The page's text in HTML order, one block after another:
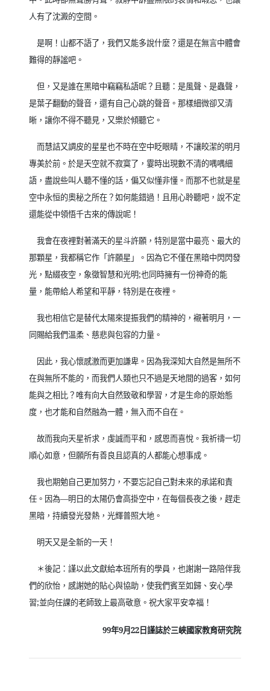
人有了沈澱的空間。
是啊！山都不語了，我們又能多說什麼？還是在無言中體會
難得的靜謐吧。
但，又是誰在黑暗中竊竊私語呢？且聽：是風聲、是蟲聲，
是葉子翻動的聲音，還有自己心跳的聲音。那樣細微卻又清
晰，讓你不得不聽見，又樂於傾聽它。
而慧詰又調皮的星星也不時在空中眨眼睛，不讓皎潔的明月
專美於前。於是天空就不寂寞了，霎時出現數不清的喁喁細
語，盡說些叫人聽不懂的話，偏又似懂非懂。而那不也就是星
空中永恒的奧秘之所在？如何能錯過！且用心聆聽吧，說不定
還能從中領悟千古來的傳說呢！
我會在夜裡對著滿天的星斗許願，特別是當中最亮、最大的
那顆星，我都稱它作「許願星」。因為它不僅在黑暗中閃閃發
光，點綴夜空，象徵智慧和光明;也同時擁有一份神奇的能
量，能帶給人希望和平靜，特別是在夜裡。
我也相信它是替代太陽來提振我們的精神的，襯著明月，一
同賜給我們溫柔、慈悲與包容的力量。
因此，我心懷感激而更加謙卑。因為我深知大自然是無所不
在與無所不能的，而我們人類也只不過是天地間的過客，如何
能與之相比？唯有向大自然致敬和學習，才是生命的原始態
度，也才能和自然融為一體，無入而不自在。
故而我向天星祈求，虔誠而平和，感恩而喜悅。我祈禱一切
順心如意，但願所有善良且認真的人都能心想事成。
我也期勉自己更加努力，不要忘記自己對未來的承諾和責
任。因為—明日的太陽仍會高掛空中，在每個長夜之後，趕走
黑暗，持續發光發熱，光輝普照大地。
明天又是全新的一天！
＊後記：謹以此文獻給本班所有的學員，也謝謝一路陪伴我
們的欣怡，感謝她的貼心與協助，使我們賓至如歸、安心學
習;並向任課的老師致上最高敬意。祝大家平安幸福！
99年9月22日謹誌於三峽國家教育研究院